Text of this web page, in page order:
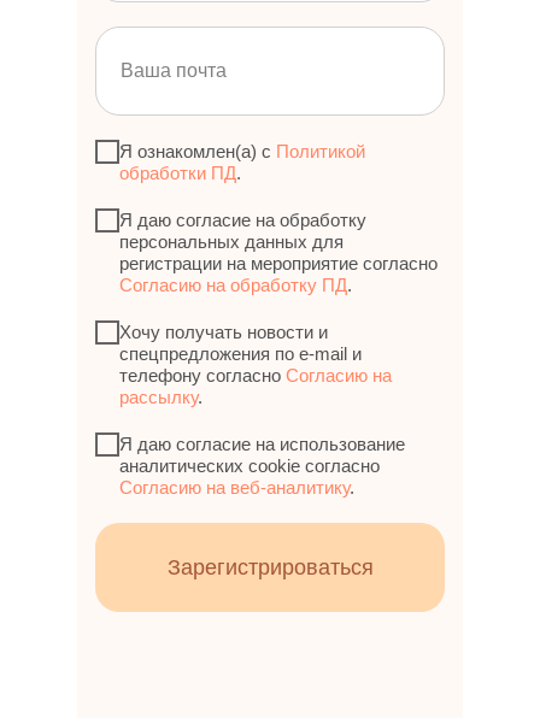
Я ознакомлен(а) с Политикой
обработки ПД.
Я даю согласие на обработку
персональных данных для
регистрации на мероприятие согласно
Согласию на обработку ПД.
Хочу получать новости и
спецпредложения по e-mail и
телефону согласно Согласию на
рассылку.
Я даю согласие на использование
аналитических cookie согласно
Согласию на веб-аналитику.
Зарегистрироваться